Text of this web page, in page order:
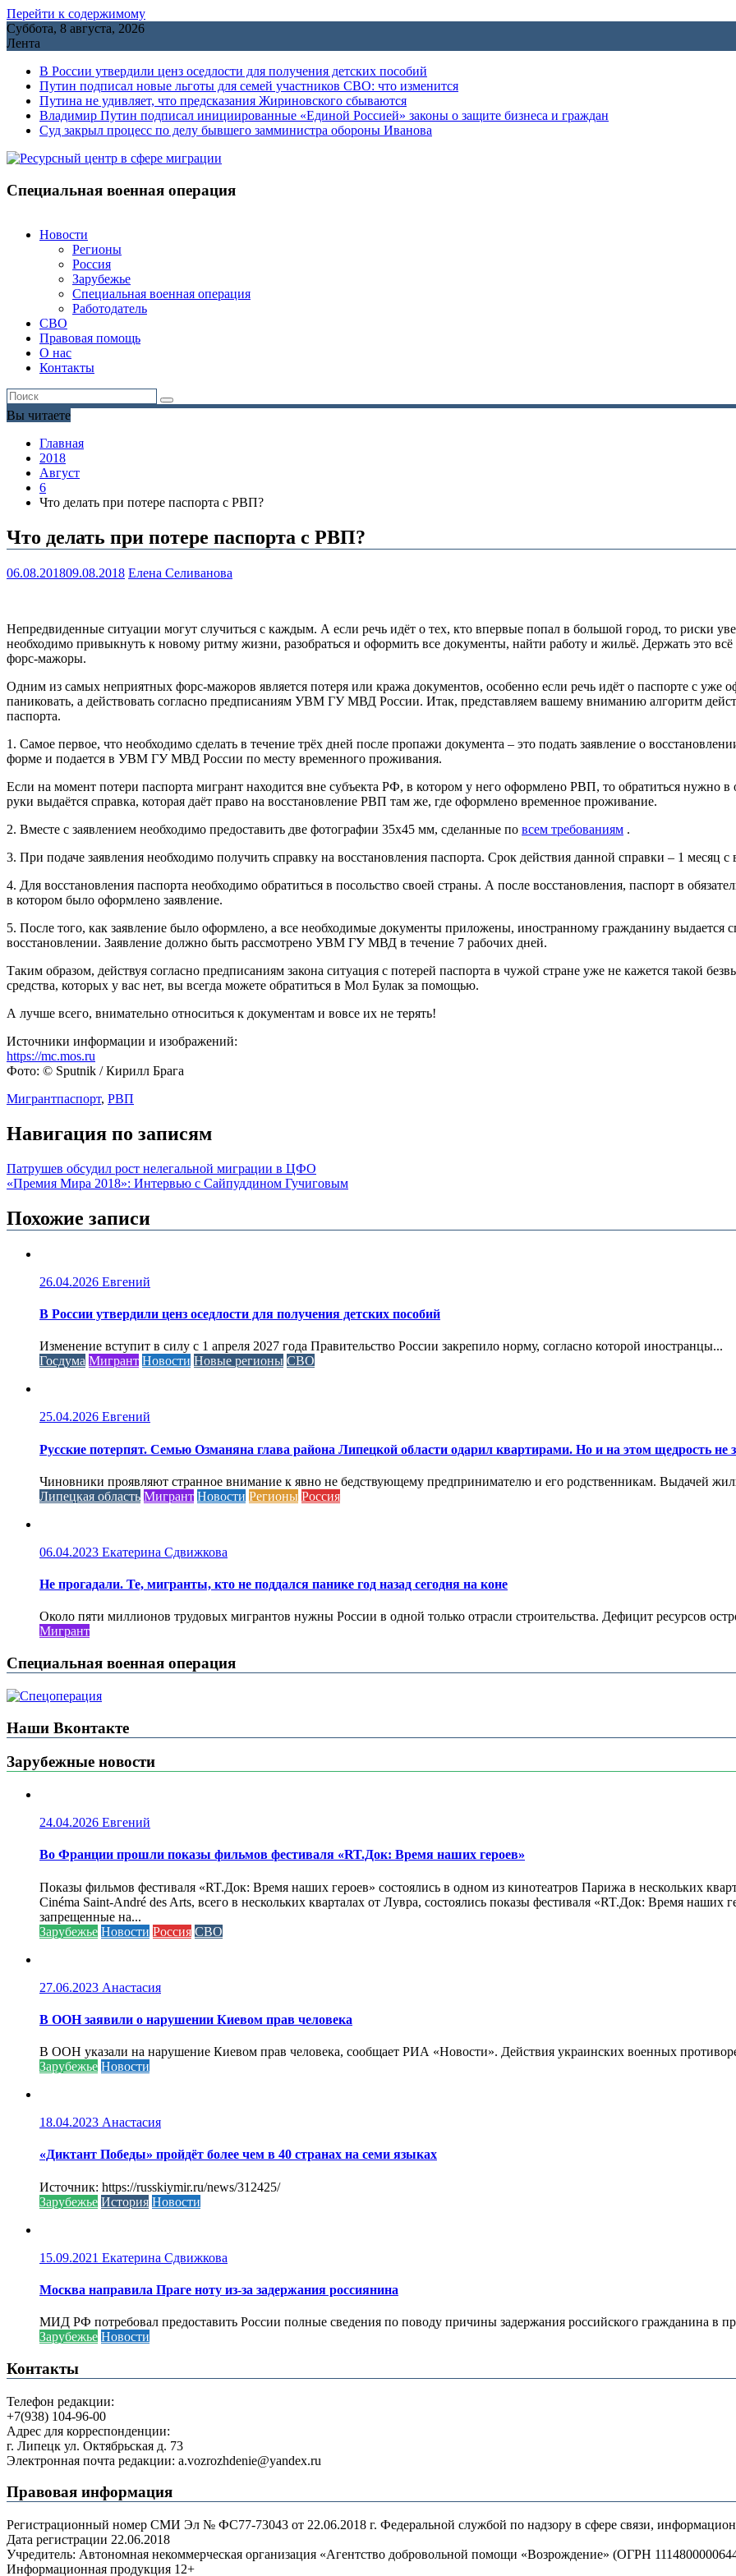
Перейти к содержимому
Суббота, 8 августа, 2026
Лента
В России утвердили ценз оседлости для получения детских пособий
Путин подписал новые льготы для семей участников СВО: что изменится
Путина не удивляет, что предсказания Жириновского сбываются
Владимир Путин подписал инициированные «Единой Россией» законы о защите бизнеса и граждан
Cуд закрыл процесс по делу бывшего замминистра обороны Иванова
Специальная военная операция
Новости
Регионы
Россия
Зарубежье
Специальная военная операция
Работодатель
СВО
Правовая помощь
О нас
Контакты
Вы читаете
Главная
2018
Август
6
Что делать при потере паспорта с РВП?
Что делать при потере паспорта с РВП?
06.08.201809.08.2018 Елена Селиванова
Непредвиденные ситуации могут случиться с каждым. А если речь идёт о тех, кто впервые попал в большой город, то риски
необходимо привыкнуть к новому ритму жизни, разобраться и оформить все документы, найти работу и жильё. Держать это
форс-мажоры.
Одним из самых неприятных форс-мажоров является потеря или кража документов, особенно если речь идёт о паспорте с
паниковать, а действовать согласно предписаниям УВМ ГУ МВД России. Итак, представляем вашему вниманию алгоритм
паспорта.
1. Самое первое, что необходимо сделать в течение трёх дней после пропажи документа – это подать заявление о
форме и подается в УВМ ГУ МВД России по месту временного проживания.
Если на момент потери паспорта мигрант находится вне субъекта РФ, в котором у него оформлено РВП, то обратиться
руки выдаётся справка, которая даёт право на восстановление РВП там же, где оформлено временное проживание.
2. Вместе с заявлением необходимо предоставить две фотографии 35х45 мм, сделанные по всем требованиям .
3. При подаче заявления необходимо получить справку на восстановления паспорта. Срок действия данной справки – 1 месяц
4. Для восстановления паспорта необходимо обратиться в посольство своей страны. А после восстановления, паспорт в
в котором было оформлено заявление.
5. После того, как заявление было оформлено, а все необходимые документы приложены, иностранному гражданину выдается
восстановлении. Заявление должно быть рассмотрено УВМ ГУ МВД в течение 7 рабочих дней.
Таким образом, действуя согласно предписаниям закона ситуация с потерей паспорта в чужой стране уже не кажется такой
средства, которых у вас нет, вы всегда можете обратиться в Мол Булак за помощью.
А лучше всего, внимательно относиться к документам и вовсе их не терять!
Источники информации и изображений:
https://mc.mos.ru
Фото: © Sputnik / Кирилл Брага
Мигрантпаспорт, РВП
Навигация по записям
Патрушев обсудил рост нелегальной миграции в ЦФО
«Премия Мира 2018»: Интервью с Сайпуддином Гучиговым
Похожие записи
26.04.2026 Евгений
В России утвердили ценз оседлости для получения детских пособий
Изменение вступит в силу с 1 апреля 2027 года Правительство России закрепило норму, согласно которой иностранцы...
Госдума Мигрант Новости Новые регионы СВО
25.04.2026 Евгений
Русские потерпят. Семью Озманяна глава района Липецкой области одарил квартирами. Но и на этом щедрость не
Чиновники проявляют странное внимание к явно не бедствующему предпринимателю и его родственникам. Выдачей
Липецкая область Мигрант Новости Регионы Россия
06.04.2023 Екатерина Сдвижкова
Не прогадали. Те, мигранты, кто не поддался панике год назад сегодня на коне
Около пяти миллионов трудовых мигрантов нужны России в одной только отрасли строительства. Дефицит ресурсов
Мигрант
Специальная военная операция
Наши Вконтакте
Зарубежные новости
24.04.2026 Евгений
Во Франции прошли показы фильмов фестиваля «RT.Док: Время наших героев»
Показы фильмов фестиваля «RT.Док: Время наших героев» состоялись в одном из кинотеатров Парижа в нескольких
Cinéma Saint-André des Arts, всего в нескольких кварталах от Лувра, состоялись показы фестиваля «RT.Док: Время
запрещенные на...
Зарубежье Новости Россия СВО
27.06.2023 Анастасия
В ООН заявили о нарушении Киевом прав человека
В ООН указали на нарушение Киевом прав человека, сообщает РИА «Новости». Действия украинских военных
Зарубежье Новости
18.04.2023 Анастасия
«Диктант Победы» пройдёт более чем в 40 странах на семи языках
Источник: https://russkiymir.ru/news/312425/
Зарубежье История Новости
15.09.2021 Екатерина Сдвижкова
Москва направила Праге ноту из-за задержания россиянина
МИД РФ потребовал предоставить России полные сведения по поводу причины задержания российского гражданина в
Зарубежье Новости
Контакты
Телефон редакции:
+7(938) 104-96-00
Адрес для корреспонденции:
г. Липецк ул. Октябрьская д. 73
Электронная почта редакции: a.vozrozhdenie@yandex.ru
Правовая информация
Регистрационный номер СМИ Эл № ФС77-73043 от 22.06.2018 г. Федеральной службой по надзору в сфере связи,
Дата регистрации 22.06.2018
Учредитель: Автономная некоммерческая организация «Агентство добровольной помощи «Возрождение» (ОГРН
Информационная продукция 12+